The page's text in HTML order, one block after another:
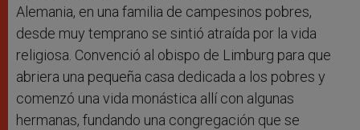
Alemania, en una familia de campesinos pobres,
desde muy temprano se sintió atraída por la vida
religiosa. Convenció al obispo de Limburg para que
abriera una pequeña casa dedicada a los pobres y
comenzó una vida monástica allí con algunas
hermanas, fundando una congregación que se